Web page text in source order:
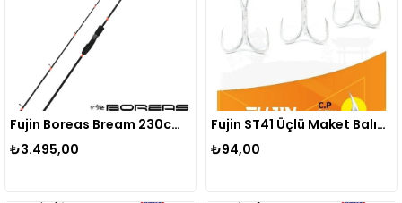
Fujin Boreas Bream 230cm 1-15gr Orange FBSB-762KR
₺3.495,00
Fujin ST41 Üçlü Maket Balık İğnesi Nickel
₺94,00